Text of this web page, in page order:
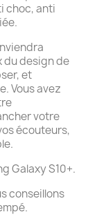
choc, anti
du design de
et
Vous avez
votre
écouteurs,
Galaxy S10+.
conseillons